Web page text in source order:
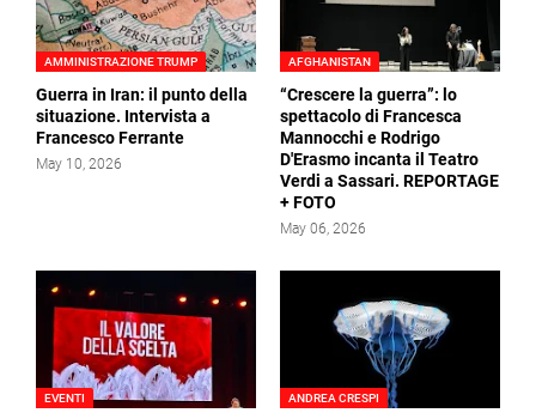
AMMINISTRAZIONE TRUMP
Guerra in Iran: il punto della
situazione. Intervista a
Francesco Ferrante
May 10, 2026
AFGHANISTAN
“Crescere la guerra”: lo
spettacolo di Francesca
Mannocchi e Rodrigo
D'Erasmo incanta il Teatro
Verdi a Sassari. REPORTAGE
+ FOTO
May 06, 2026
EVENTI ANDREA CRESPI